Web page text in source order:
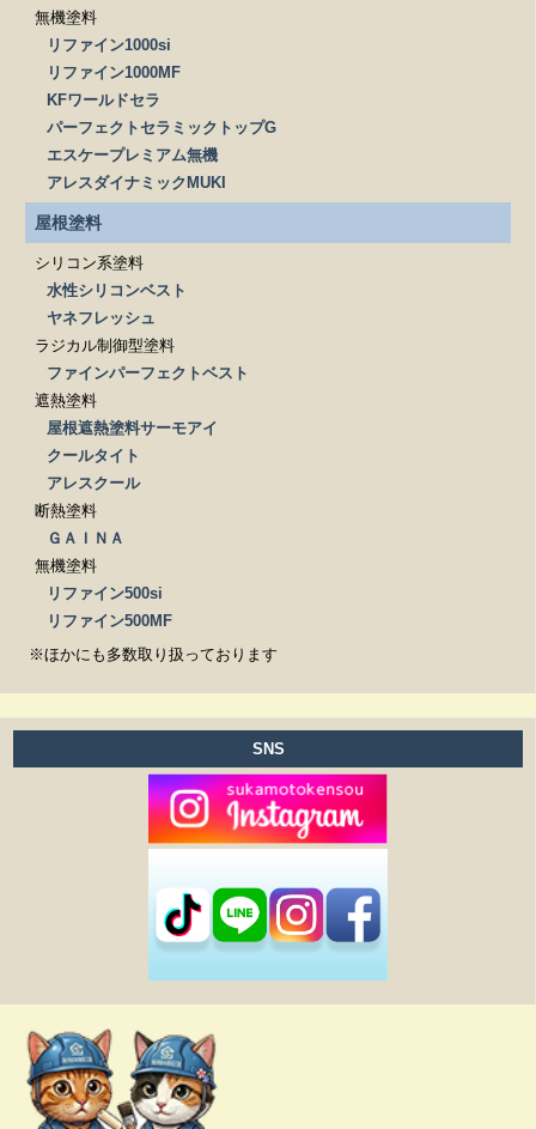
無機塗料
リファイン1000si
リファイン1000MF
KFワールドセラ
パーフェクトセラミックトップG
エスケープレミアム無機
アレスダイナミックMUKI
屋根塗料
シリコン系塗料
水性シリコンベスト
ヤネフレッシュ
ラジカル制御型塗料
ファインパーフェクトベスト
遮熱塗料
屋根遮熱塗料サーモアイ
クールタイト
アレスクール
断熱塗料
ＧＡＩＮＡ
無機塗料
リファイン500si
リファイン500MF
※ほかにも多数取り扱っております
SNS